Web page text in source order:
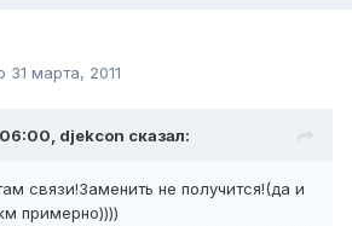
31 марта, 2011
djekcon сказал:
связи!Заменить не получится!(да и
примерно))))